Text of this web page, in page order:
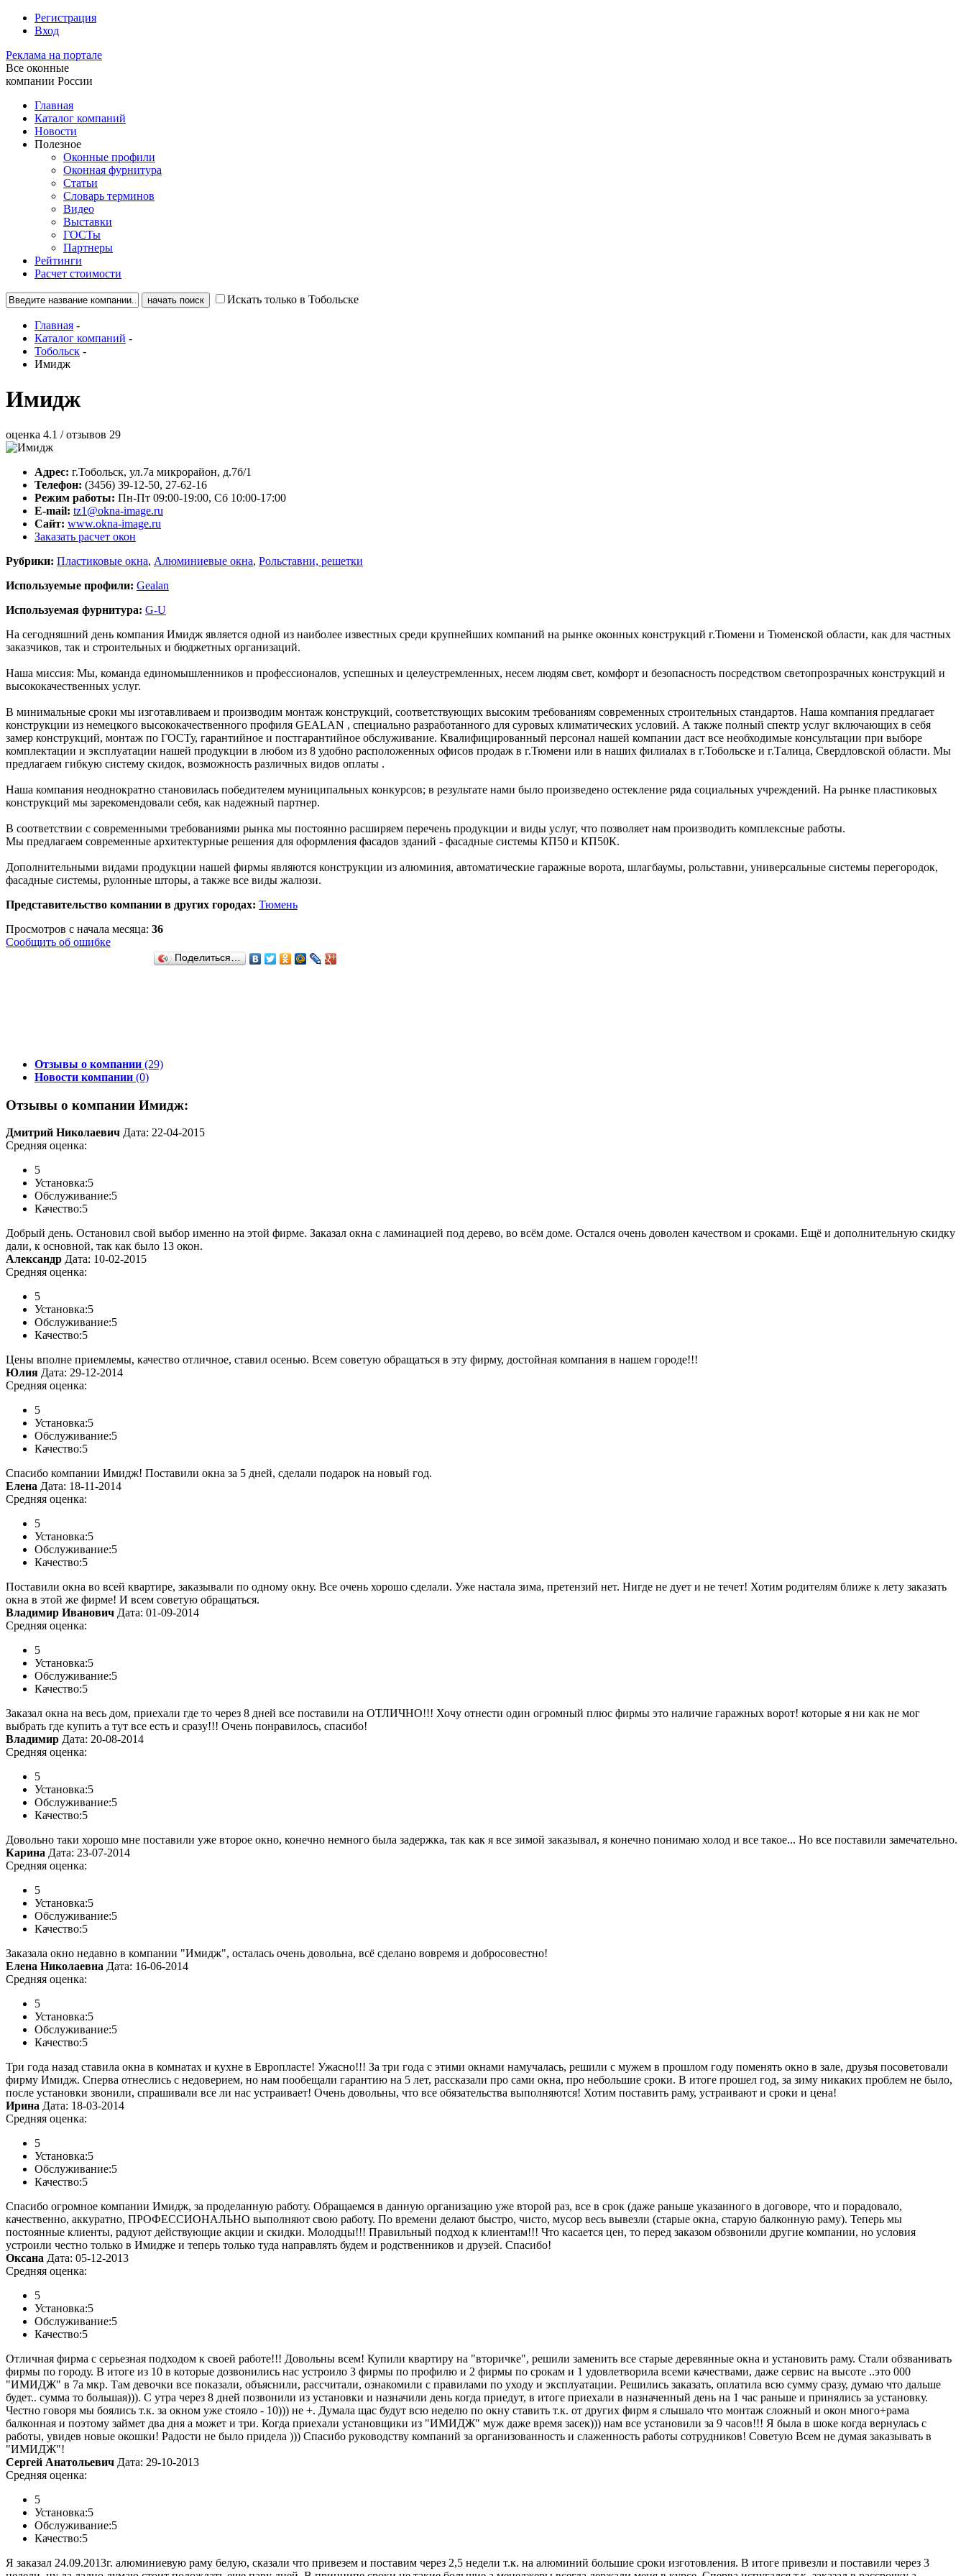
Регистрация
Вход
Реклама на портале
Все оконные
компании России
Главная
Каталог компаний
Новости
Полезное
Оконные профили
Оконная фурнитура
Статьи
Словарь терминов
Видео
Выставки
ГОСТы
Партнеры
Рейтинги
Расчет стоимости
Искать только в Тобольске
Главная -
Каталог компаний -
Тобольск -
Имидж
Имидж
оценка 4.1 / отзывов 29
Адрес: г.Тобольск, ул.7а микрорайон, д.7б/1
Телефон: (3456) 39-12-50, 27-62-16
Режим работы: Пн-Пт 09:00-19:00, Сб 10:00-17:00
E-mail: tz1@okna-image.ru
Сайт: www.okna-image.ru
Заказать расчет окон
Рубрики: Пластиковые окна, Алюминиевые окна, Рольставни, решетки
Используемые профили: Gealan
Используемая фурнитура: G-U
На сегодняшний день компания Имидж является одной из наиболее известных среди крупнейших компаний на рынке оконных конструкций г.Тюмени и Тюменской области, как для частных
заказчиков, так и строительных и бюджетных организаций.
Наша миссия: Мы, команда единомышленников и профессионалов, успешных и целеустремленных, несем людям свет, комфорт и безопасность посредством светопрозрачных конструкций и
высококачественных услуг.
В минимальные сроки мы изготавливаем и производим монтаж конструкций, соответствующих высоким требованиям современных строительных стандартов. Наша компания предлагает
конструкции из немецкого высококачественного профиля GEALAN , специально разработанного для суровых климатических условий. А также полный спектр услуг включающих в себя
замер конструкций, монтаж по ГОСТу, гарантийное и постгарантийное обслуживание. Квалифицированный персонал нашей компании даст все необходимые консультации при выборе
комплектации и эксплуатации нашей продукции в любом из 8 удобно расположенных офисов продаж в г.Тюмени или в наших филиалах в г.Тобольске и г.Талица, Свердловской области. Мы
предлагаем гибкую систему скидок, возможность различных видов оплаты .
Наша компания неоднократно становилась победителем муниципальных конкурсов; в результате нами было произведено остекление ряда социальных учреждений. На рынке пластиковых
конструкций мы зарекомендовали себя, как надежный партнер.
В соответствии с современными требованиями рынка мы постоянно расширяем перечень продукции и виды услуг, что позволяет нам производить комплексные работы.
Мы предлагаем современные архитектурные решения для оформления фасадов зданий - фасадные системы КП50 и КП50К.
Дополнительными видами продукции нашей фирмы являются конструкции из алюминия, автоматические гаражные ворота, шлагбаумы, рольставни, универсальные системы перегородок,
фасадные системы, рулонные шторы, а также все виды жалюзи.
Представительство компании в других городах: Тюмень
Просмотров с начала месяца: 36
Сообщить об ошибке
Поделиться…
Отзывы о компании (29)
Новости компании (0)
Отзывы о компании Имидж:
Дмитрий Николаевич Дата: 22-04-2015
Средняя оценка:
5
Установка:5
Обслуживание:5
Качество:5
Добрый день. Остановил свой выбор именно на этой фирме. Заказал окна с ламинацией под дерево, во всём доме. Остался очень доволен качеством и сроками. Ещё и дополнительную скидку
дали, к основной, так как было 13 окон.
Александр Дата: 10-02-2015
Средняя оценка:
5
Установка:5
Обслуживание:5
Качество:5
Цены вполне приемлемы, качество отличное, ставил осенью. Всем советую обращаться в эту фирму, достойная компания в нашем городе!!!
Юлия Дата: 29-12-2014
Средняя оценка:
5
Установка:5
Обслуживание:5
Качество:5
Спасибо компании Имидж! Поставили окна за 5 дней, сделали подарок на новый год.
Елена Дата: 18-11-2014
Средняя оценка:
5
Установка:5
Обслуживание:5
Качество:5
Поставили окна во всей квартире, заказывали по одному окну. Все очень хорошо сделали. Уже настала зима, претензий нет. Нигде не дует и не течет! Хотим родителям ближе к лету заказать
окна в этой же фирме! И всем советую обращаться.
Владимир Иванович Дата: 01-09-2014
Средняя оценка:
5
Установка:5
Обслуживание:5
Качество:5
Заказал окна на весь дом, приехали где то через 8 дней все поставили на ОТЛИЧНО!!! Хочу отнести один огромный плюс фирмы это наличие гаражных ворот! которые я ни как не мог
выбрать где купить а тут все есть и сразу!!! Очень понравилось, спасибо!
Владимир Дата: 20-08-2014
Средняя оценка:
5
Установка:5
Обслуживание:5
Качество:5
Довольно таки хорошо мне поставили уже второе окно, конечно немного была задержка, так как я все зимой заказывал, я конечно понимаю холод и все такое... Но все поставили замечательно.
Карина Дата: 23-07-2014
Средняя оценка:
5
Установка:5
Обслуживание:5
Качество:5
Заказала окно недавно в компании "Имидж", осталась очень довольна, всё сделано вовремя и добросовестно!
Елена Николаевна Дата: 16-06-2014
Средняя оценка:
5
Установка:5
Обслуживание:5
Качество:5
Три года назад ставила окна в комнатах и кухне в Европласте! Ужасно!!! За три года с этими окнами намучалась, решили с мужем в прошлом году поменять окно в зале, друзья посоветовали
фирму Имидж. Сперва отнеслись с недоверием, но нам пообещали гарантию на 5 лет, рассказали про сами окна, про небольшие сроки. В итоге прошел год, за зиму никаких проблем не было,
после установки звонили, спрашивали все ли нас устраивает! Очень довольны, что все обязательства выполняются! Хотим поставить раму, устраивают и сроки и цена!
Ирина Дата: 18-03-2014
Средняя оценка:
5
Установка:5
Обслуживание:5
Качество:5
Спасибо огромное компании Имидж, за проделанную работу. Обращаемся в данную организацию уже второй раз, все в срок (даже раньше указанного в договоре, что и порадовало,
качественно, аккуратно, ПРОФЕССИОНАЛЬНО выполняют свою работу. По времени делают быстро, чисто, мусор весь вывезли (старые окна, старую балконную раму). Теперь мы
постоянные клиенты, радуют действующие акции и скидки. Молодцы!!! Правильный подход к клиентам!!! Что касается цен, то перед заказом обзвонили другие компании, но условия
устроили честно только в Имидже и теперь только туда направлять будем и родственников и друзей. Спасибо!
Оксана Дата: 05-12-2013
Средняя оценка:
5
Установка:5
Обслуживание:5
Качество:5
Отличная фирма с серьезная подходом к своей работе!!! Довольны всем! Купили квартиру на "вторичке", решили заменить все старые деревянные окна и установить раму. Стали обзванивать
фирмы по городу. В итоге из 10 в которые дозвонились нас устроило 3 фирмы по профилю и 2 фирмы по срокам и 1 удовлетворила всеми качествами, даже сервис на высоте ..это 000
"ИМИДЖ" в 7а мкр. Там девочки все показали, объяснили, рассчитали, ознакомили с правилами по уходу и эксплуатации. Решились заказать, оплатила всю сумму сразу, думаю что дальше
будет.. сумма то большая))). С утра через 8 дней позвонили из установки и назначили день когда приедут, в итоге приехали в назначенный день на 1 час раньше и принялись за установку.
Честно говоря мы боялись т.к. за окном уже стояло - 10))) не +. Думала щас будут всю неделю по окну ставить т.к. от других фирм я слышало что монтаж сложный и окон много+рама
балконная и поэтому займет два дня а может и три. Когда приехали установщики из "ИМИДЖ" муж даже время засек))) нам все установили за 9 часов!!! Я была в шоке когда вернулась с
работы, увидев новые окошки! Радости не было придела ))) Спасибо руководству компаний за организованность и слаженность работы сотрудников! Советую Всем не думая заказывать в
"ИМИДЖ"!
Сергей Анатольевич Дата: 29-10-2013
Средняя оценка:
5
Установка:5
Обслуживание:5
Качество:5
Я заказал 24.09.2013г. алюминиевую раму белую, сказали что привезем и поставим через 2,5 недели т.к. на алюминий большие сроки изготовления. В итоге привезли и поставили через 3